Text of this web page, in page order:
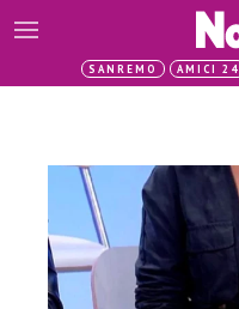
SANREMO AMICI 24